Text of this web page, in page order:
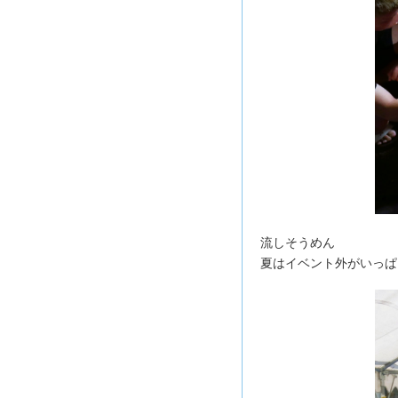
流しそうめん
夏はイベント外がいっ